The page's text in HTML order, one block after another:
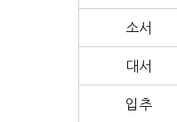
소서
대서
입추